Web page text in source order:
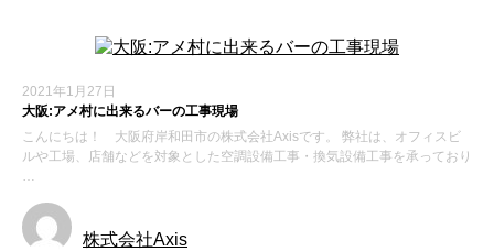
2021年1月27日
大阪:アメ村に出来るバーの工事現場
こんにちは！ 大阪府岸和田市の株式会社Axisです。 弊社は、オフィスビ
ルや工場、店舗などを対象とした空調設備工事・換気設備工事を承っており
…
株式会社Axis